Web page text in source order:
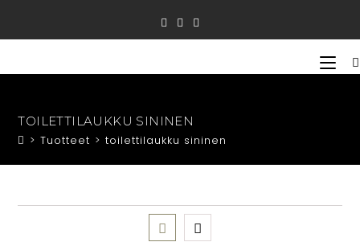
TOILETTILAUKKU SININEN
> Tuotteet > toilettilaukku sininen